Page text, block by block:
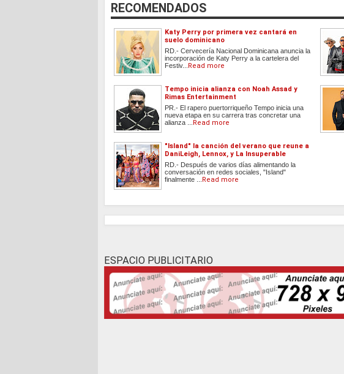
RECOMENDADOS
Katy Perry por primera vez cantará en
suelo dominicano
RD.- Cervecería Nacional Dominicana anuncia la
incorporación de Katy Perry a la cartelera del
Festiv... Read more
Tempo inicia alianza con Noah Assad y
Rimas Entertainment
PR.- El rapero puertorriqueño Tempo inicia una
nueva etapa en su carrera tras concretar una
alianza ... Read more
"Island" la canción del verano que reune a
DaniLeigh, Lennox, y La Insuperable
RD.- Después de varios días alimentando la
conversación en redes sociales, "Island"
finalmente ... Read more
ESPACIO PUBLICITARIO